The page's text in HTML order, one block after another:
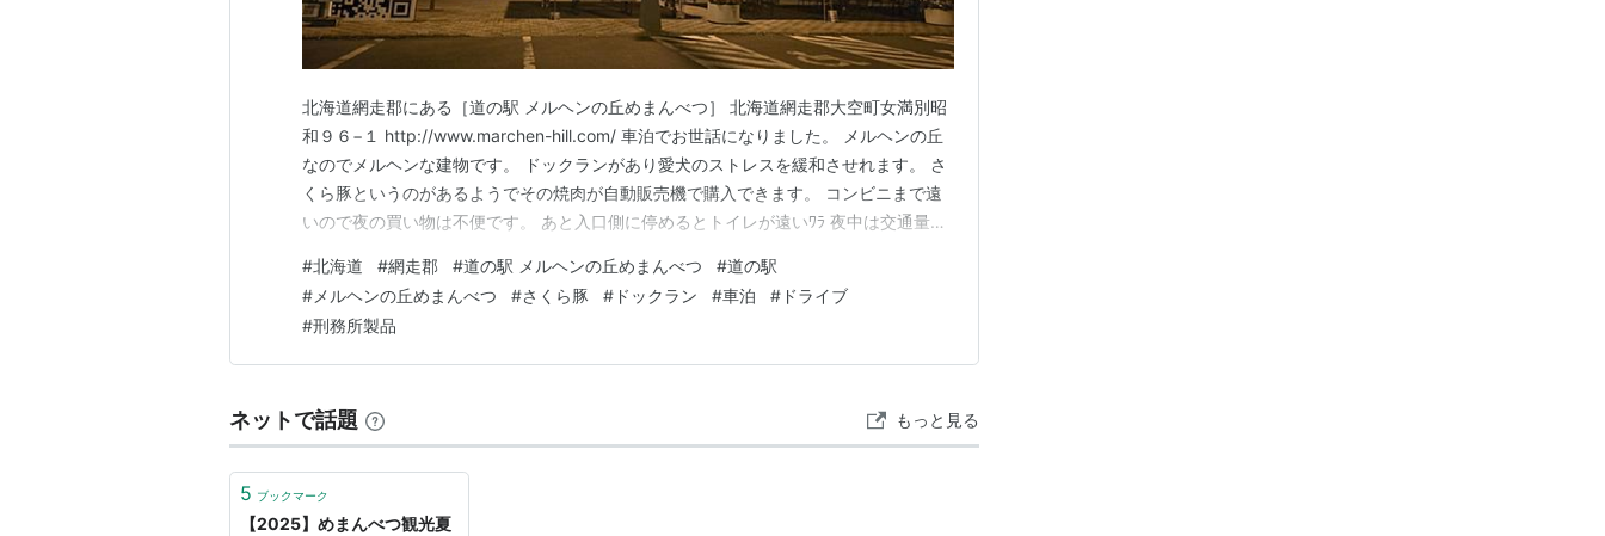
北海道網走郡にある［道の駅 メルヘンの丘めまんべつ］ 北海道網走郡大空町女満別昭
和９６−１ http://www.marchen-hill.com/ 車泊でお世話になりました。 メルヘンの丘
なのでメルヘンな建物です。 ドックランがあり愛犬のストレスを緩和させれます。 さ
くら豚というのがあるようでその焼肉が自動販売機で購入できます。 コンビニまで遠
いので夜の買い物は不便です。 あと入口側に停めるとトイレが遠いﾜﾗ 夜中は交通量多
いのですが、博物館網走監獄があるからか網走刑務所や全国の刑務所で作られる物が購
入できるようで…
#北海道 #網走郡 #道の駅 メルヘンの丘めまんべつ #道の駅
# メルヘンの丘めまんべつ #さくら豚 # ドックラン #車泊 # ドライブ
#刑務所製品
ネットで話題 もっと見る
5 ブックマーク
【2025】めまんべつ観光夏